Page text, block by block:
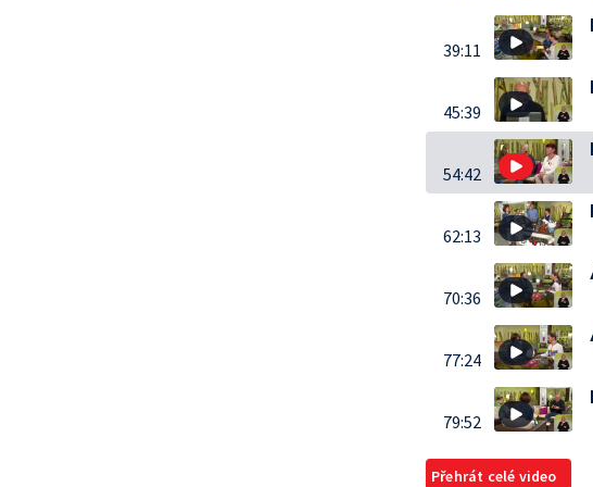
39:11
45:39
54:42
62:13
70:36
77:24
79:52
Přehrát celé video